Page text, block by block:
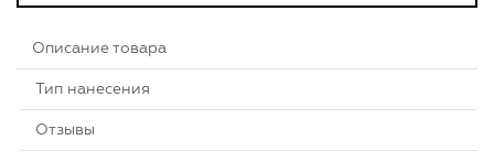
Описание товара
Тип нанесения
Отзывы